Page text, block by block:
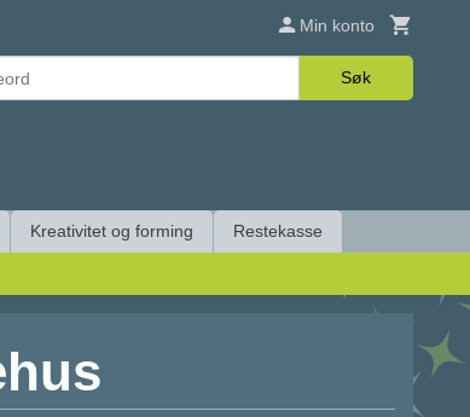
Min konto
Søk
Kreativitet og forming Restekasse